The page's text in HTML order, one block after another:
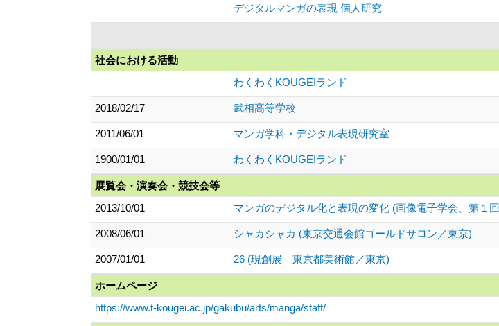
デジタルマンガの表現 個人研究
社会における活動
わくわくKOUGEIランド
2018/02/17 武相高等学校
2011/06/01 マンガ学科・デジタル表現研究室
1900/01/01 わくわくKOUGEIランド
展覧会・演奏会・競技会等
2013/10/01
マンガのデジタル化と表現の変化 (画像電子学会、第１
2008/06/01 シャカシャカ (東京交通会館ゴールドサロン／東京)
2007/01/01 26 (現創展 東京都美術館／東京)
ホームページ
https://www.t-kougei.ac.jp/gakubu/arts/manga/staff/